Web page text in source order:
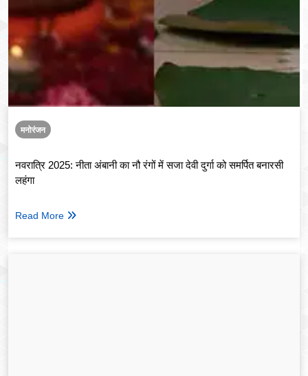
मनोरंजन
नवरात्रि 2025: नीता अंबानी का नौ रंगों में सजा देवी दुर्गा को समर्पित बनारसी
लहंगा
Read More